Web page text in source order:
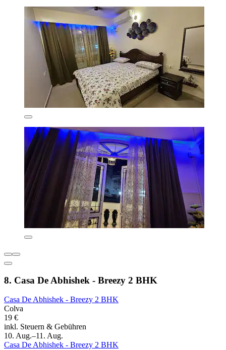
8. Casa De Abhishek - Breezy 2 BHK
Casa De Abhishek - Breezy 2 BHK
Colva
19 €
inkl. Steuern & Gebühren
10. Aug.–11. Aug.
Casa De Abhishek - Breezy 2 BHK